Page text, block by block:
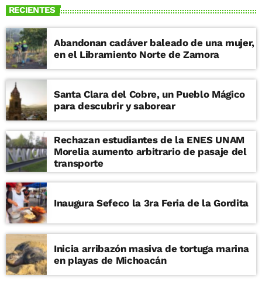
RECIENTES
Abandonan cadáver baleado de una mujer,
en el Libramiento Norte de Zamora
Santa Clara del Cobre, un Pueblo Mágico
para descubrir y saborear
Rechazan estudiantes de la ENES UNAM
Morelia aumento arbitrario de pasaje del
transporte
Inaugura Sefeco la 3ra Feria de la Gordita
Inicia arribazón masiva de tortuga marina
en playas de Michoacán